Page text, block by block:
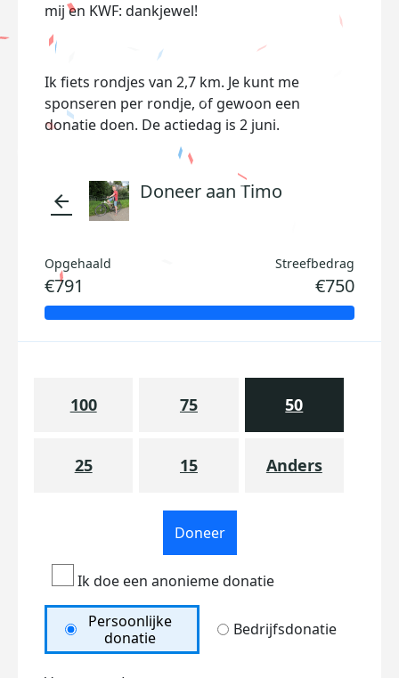
mij en KWF: dankjewel!
Ik fiets rondjes van 2,7 km. Je kunt me
sponseren per rondje, of gewoon een
donatie doen. De actiedag is 2 juni.
arrow_back Doneer aan Timo
Opgehaald
€791
Streefbedrag
€750
100 75 50
25 15 Anders
Doneer
Ik doe een anonieme donatie
Persoonlijke
donatie
Bedrijfsdonatie